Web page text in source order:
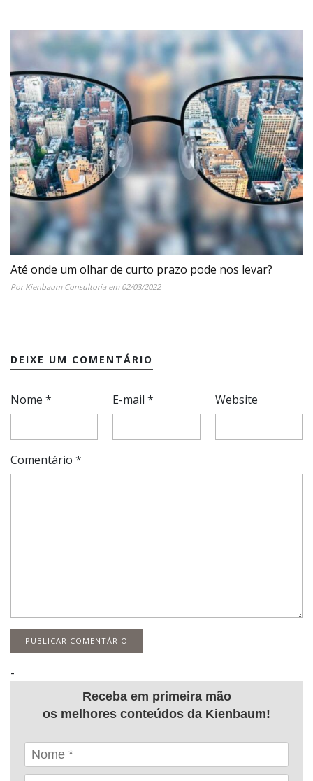
Até onde um olhar de curto prazo pode nos levar?
Por Kienbaum Consultoria em 02/03/2022
DEIXE UM COMENTÁRIO
Nome * E-mail* Website
Comentário *
-
Receba em primeira mão
os melhores conteúdos da Kienbaum!